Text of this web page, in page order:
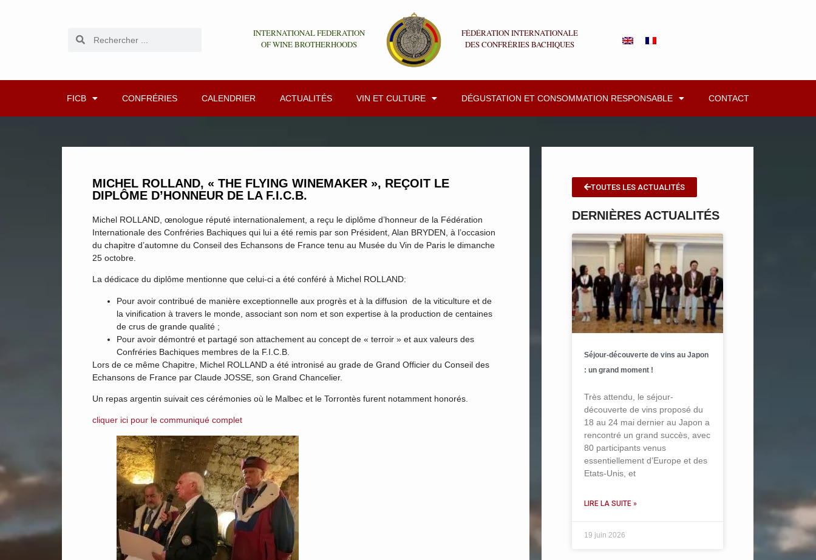
INTERNATIONAL FEDERATION
OF WINE BROTHERHOODS
FÉDÉRATION INTERNATIONALE
DES CONFRÉRIES BACHIQUES
FICB CONFRÉRIES CALENDRIER ACTUALITÉS VIN ET CULTURE DÉGUSTATION ET CONSOMMATION RESPONSABLE CONTACT
MICHEL ROLLAND, « THE FLYING WINEMAKER », REÇOIT LE
DIPLÔME D’HONNEUR DE LA F.I.C.B.
Michel ROLLAND, œnologue réputé internationalement, a reçu le diplôme d’honneur de la Fédération
Internationale des Confréries Bachiques qui lui a été remis par son Président, Alan BRYDEN, à l’occasion
du chapitre d’automne du Conseil des Echansons de France tenu au Musée du Vin de Paris le dimanche
25 octobre.
La dédicace du diplôme mentionne que celui-ci a été conféré à Michel ROLLAND:
Pour avoir contribué de manière exceptionnelle aux progrès et à la diffusion de la viticulture et de
la vinification à travers le monde, associant son nom et son expertise à la production de centaines
de crus de grande qualité ;
Pour avoir démontré et partagé son attachement au concept de « terroir » et aux valeurs des
Confréries Bachiques membres de la F.I.C.B.
Lors de ce même Chapitre, Michel ROLLAND a été intronisé au grade de Grand Officier du Conseil des
Echansons de France par Claude JOSSE, son Grand Chancelier.
Un repas argentin suivait ces cérémonies où le Malbec et le Torrontès furent notamment honorés.
cliquer ici pour le communiqué complet
TOUTES LES ACTUALITÉS
DERNIÈRES ACTUALITÉS
Séjour-découverte de vins au Japon
: un grand moment !
Très attendu, le séjour-
découverte de vins proposé du
18 au 24 mai dernier au Japon a
rencontré un grand succès, avec
80 participants venus
essentiellement d’Europe et des
Etats-Unis, et
LIRE LA SUITE »
19 juin 2026